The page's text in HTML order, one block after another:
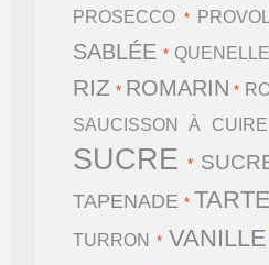
PROSECCO *
SABLÉE *
RIZ * ROMARIN *
SAUCISSON À
SUCRE *
TAPENADE * TARTE
TURRON * VANILLE